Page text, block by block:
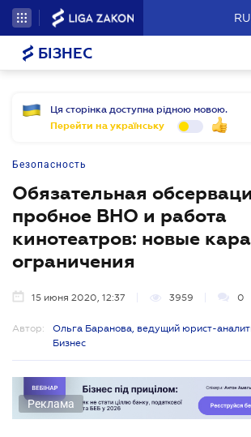
RU
БІЗНЕС
Ця сторінка доступна рідною мовою.
Перейти на українську
Безопасность
Обязательная
пробное ВНО и работа
кинотеатров: новые
ограничения
15 июня 2020, 12:37 3959 0
Автор:
Ольга Баранова, ведущий юрист-
Бизнес
Реклама